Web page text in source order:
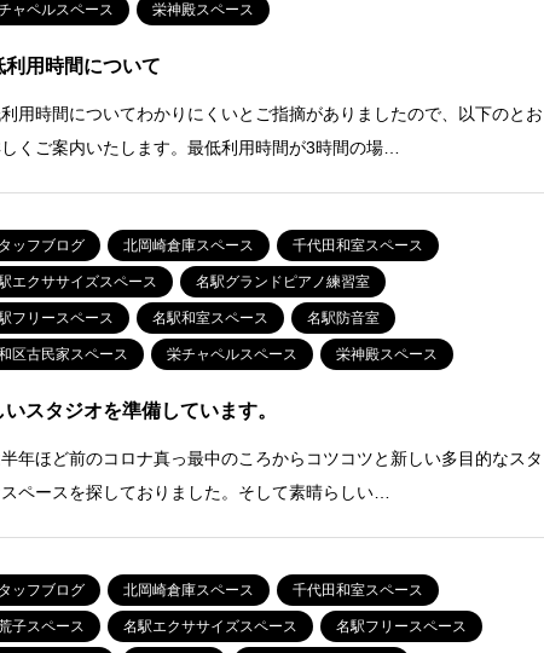
ャペルスペース 栄神殿スペース
利用時間について
用時間についてわかりにくいとご指摘がありましたので、以下のとお
しくご案内いたします。最低利用時間が3時間の場…
ッフブログ 北岡崎倉庫スペース 千代田和室スペース
エクササイズスペース 名駅グランドピアノ練習室
フリースペース 名駅和室スペース 名駅防音室
区古民家スペース 栄チャペルスペース 栄神殿スペース
いスタジオを準備しています。
年ほど前のコロナ真っ最中のころからコツコツと新しい多目的なスタ
ペースを探しておりました。そして素晴らしい…
ッフブログ 北岡崎倉庫スペース 千代田和室スペース
子スペース 名駅エクササイズスペース 名駅フリースペース